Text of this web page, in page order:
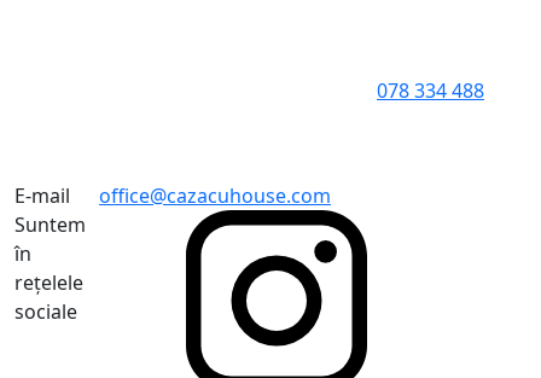
078 334 488
E-mail
office@cazacuhouse.com
Suntem
în
rețelele
sociale